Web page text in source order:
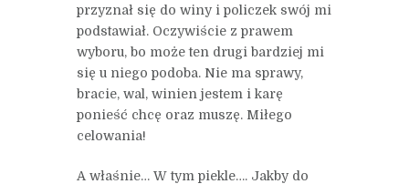
przyznał się do winy i policzek swój mi
podstawiał. Oczywiście z prawem
wyboru, bo może ten drugi bardziej mi
się u niego podoba. Nie ma sprawy,
bracie, wal, winien jestem i karę
ponieść chcę oraz muszę. Miłego
celowania!
A właśnie… W tym piekle…. Jakby do